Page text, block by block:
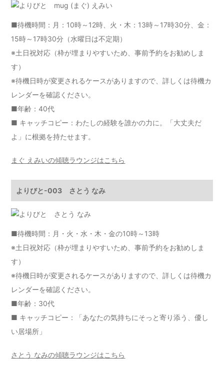
■待機時間：月：10時～12時、火・木：13時～17時30分、金：
15時～17時30分（水曜日は不定期）
※土日祝対応（枠が埋まりやすいため、事前予約をお勧めしま
す）
※待機日時が変更されるケースがありますので、詳しくは待機カ
レンダーを確認ください。
■年齢：40代
■ キャッチコピー：わたしの経験を誰かの力に。「大丈夫だ
よ」に根拠を持たせます。
まぐ えみいの傾聴ラウンジはこちら
よりびと-003 さとう なみ
■待機時間：月・火・水・木・金の10時～13時
※土日祝対応（枠が埋まりやすいため、事前予約をお勧めしま
す）
※待機日時が変更されるケースがありますので、詳しくは待機カ
レンダーを確認ください。
■年齢：30代
■ キャッチコピー：「あなたの気持ちにそっと寄り添う、優し
い居場所」
さとう なみの傾聴ラウンジはこちら